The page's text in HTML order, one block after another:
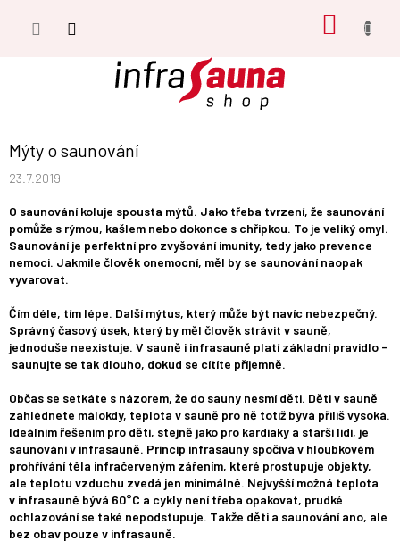
Mýty o saunování
23.7.2019
O saunování koluje spousta mýtů. Jako třeba tvrzení, že saunování
pomůže s rýmou, kašlem nebo dokonce s chřipkou. To je veliký omyl.
Saunování je perfektní pro zvyšování imunity, tedy jako prevence
nemoci. Jakmile člověk onemocní, měl by se saunování naopak
vyvarovat.
Čím déle, tím lépe. Další mýtus, který může být navíc nebezpečný.
Správný časový úsek, který by měl člověk strávit v sauně,
jednoduše neexistuje. V sauně i infrasauně platí základní pravidlo -
saunujte se tak dlouho, dokud se cítíte příjemně.
Občas se setkáte s názorem, že do sauny nesmí děti. Děti v sauně
zahlédnete málokdy, teplota v sauně pro ně totiž bývá příliš vysoká.
Ideálním řešením pro děti, stejně jako pro kardiaky a starší lidi, je
saunování v infrasauně. Princip infrasauny spočívá v hloubkovém
prohřívání těla infračerveným zářením, které prostupuje objekty,
ale teplotu vzduchu zvedá jen minimálně. Nejvyšší možná teplota
v infrasauně bývá 60°C a cykly není třeba opakovat, prudké
ochlazování se také nepodstupuje. Takže děti a saunování ano, ale
bez obav pouze v infrasauně.